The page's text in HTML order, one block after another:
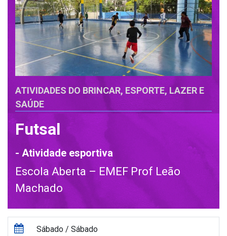
ATIVIDADES DO BRINCAR, ESPORTE, LAZER E
SAÚDE
Futsal
- Atividade esportiva
Escola Aberta – EMEF Prof Leão
Machado
Sábado / Sábado